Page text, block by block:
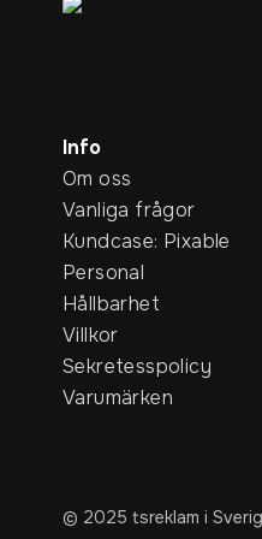
Info
Om oss
Vanliga frågor
Kundcase: Pixable
Personal
Hållbarhet
Villkor
Sekretesspolicy
Varumärken
© 2025 tsreklam i